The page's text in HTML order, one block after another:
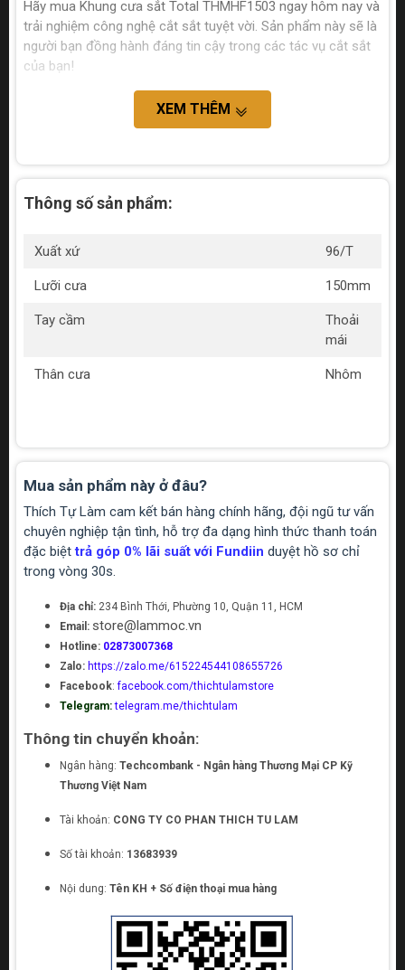
Hãy mua Khung cưa sắt Total THMHF1503 ngay hôm nay và
trải nghiệm công nghệ cắt sắt tuyệt vời. Sản phẩm này sẽ là
người bạn đồng hành đáng tin cậy trong các tác vụ cắt sắt
của bạn!
XEM THÊM
Thông số sản phẩm:
Xuất xứ 96/T
Lưỡi cưa 150mm
Tay cầm
Thoải
mái
Thân cưa Nhôm
Mua sản phẩm này ở đâu?
Thích Tự Làm cam kết bán hàng chính hãng, đội ngũ tư vấn
chuyên nghiệp tận tình, hỗ trợ đa dạng hình thức thanh toán
đặc biệttrả góp 0% lãi suất với Fundiin duyệt hồ sơ chỉ
trong vòng 30s.
Địa chỉ: 234 Bình Thới, Phường 10, Quận 11, HCM
Email: store@lammoc.vn
Hotline: 02873007368
Zalo: https://zalo.me/615224544108655726
Facebook:facebook.com/thichtulamstore
Telegram: telegram.me/thichtulam
Thông tin chuyển khoản:
Ngân hàng: Techcombank - Ngân hàng Thương Mại CP Kỹ
Thương Việt Nam
Tài khoản: CONG TY CO PHAN THICH TU LAM
Số tài khoản: 13683939
Nội dung: Tên KH + Số điện thoại mua hàng